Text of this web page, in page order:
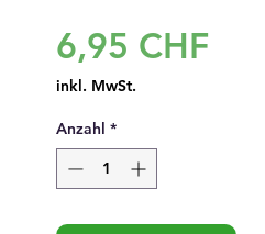
6,95 CHFPreis
inkl. MwSt.
Anzahl *